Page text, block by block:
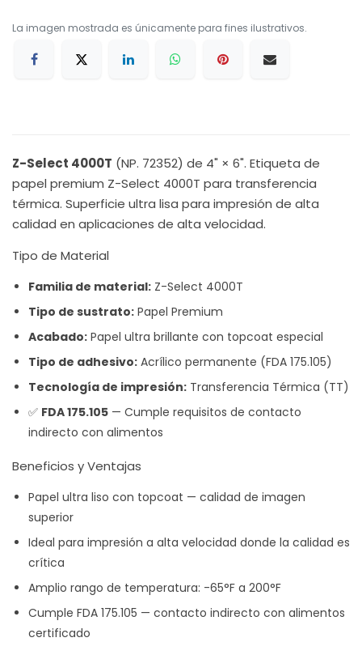
La imagen mostrada es únicamente para fines ilustrativos.
Z-Select 4000T (NP. 72352) de 4" × 6". Etiqueta de
papel premium Z-Select 4000T para transferencia
térmica. Superficie ultra lisa para impresión de alta
calidad en aplicaciones de alta velocidad.
Tipo de Material
Familia de material: Z-Select 4000T
Tipo de sustrato: Papel Premium
Acabado: Papel ultra brillante con topcoat especial
Tipo de adhesivo: Acrílico permanente (FDA 175.105)
Tecnología de impresión: Transferencia Térmica (TT)
✅ FDA 175.105 — Cumple requisitos de contacto
indirecto con alimentos
Beneficios y Ventajas
Papel ultra liso con topcoat — calidad de imagen
superior
Ideal para impresión a alta velocidad donde la calidad es
crítica
Amplio rango de temperatura: -65°F a 200°F
Cumple FDA 175.105 — contacto indirecto con alimentos
certificado